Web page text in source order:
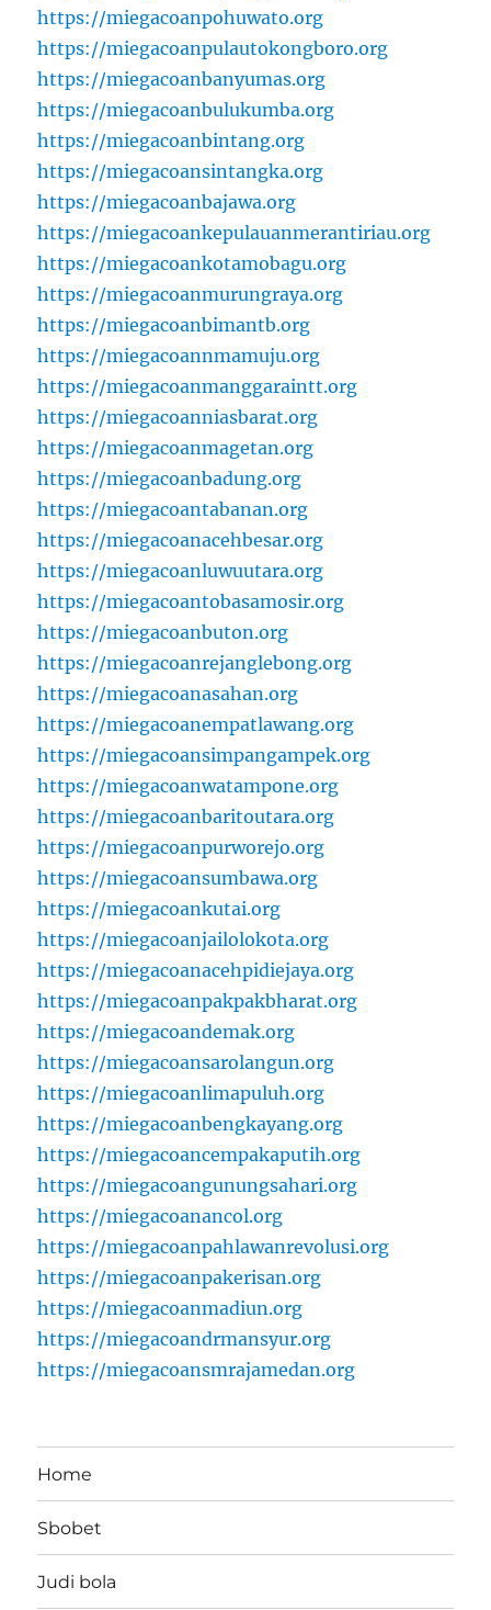
https://miegacoanpohuwato.org
https://miegacoanpulautokongboro.org
https://miegacoanbanyumas.org
https://miegacoanbulukumba.org
https://miegacoanbintang.org
https://miegacoansintangka.org
https://miegacoanbajawa.org
https://miegacoankepulauanmerantiriau.org
https://miegacoankotamobagu.org
https://miegacoanmurungraya.org
https://miegacoanbimantb.org
https://miegacoannmamuju.org
https://miegacoanmanggaraintt.org
https://miegacoanniasbarat.org
https://miegacoanmagetan.org
https://miegacoanbadung.org
https://miegacoantabanan.org
https://miegacoanacehbesar.org
https://miegacoanluwuutara.org
https://miegacoantobasamosir.org
https://miegacoanbuton.org
https://miegacoanrejanglebong.org
https://miegacoanasahan.org
https://miegacoanempatlawang.org
https://miegacoansimpangampek.org
https://miegacoanwatampone.org
https://miegacoanbaritoutara.org
https://miegacoanpurworejo.org
https://miegacoansumbawa.org
https://miegacoankutai.org
https://miegacoanjailolokota.org
https://miegacoanacehpidiejaya.org
https://miegacoanpakpakbharat.org
https://miegacoandemak.org
https://miegacoansarolangun.org
https://miegacoanlimapuluh.org
https://miegacoanbengkayang.org
https://miegacoancempakaputih.org
https://miegacoangunungsahari.org
https://miegacoanancol.org
https://miegacoanpahlawanrevolusi.org
https://miegacoanpakerisan.org
https://miegacoanmadiun.org
https://miegacoandrmansyur.org
https://miegacoansmrajamedan.org
Home
Sbobet
Judi bola